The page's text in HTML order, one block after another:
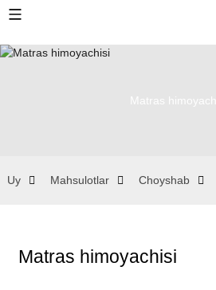
Matras
Uy Mahsulotlar Choyshab
Matras himoyachisi